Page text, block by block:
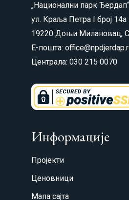
„Национални парк
ул. Краља Петра I број 14а
19220 Доњи Милановац,
Е-пошта:
Централа: 030 215 0070
Информације
Пројекти
Ценовници
Мапа сајта